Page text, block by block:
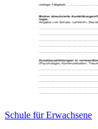
Schule für Erwachsene